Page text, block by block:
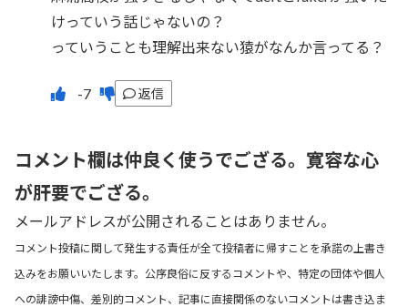
けっていう話じゃないの？
っていうことも理解出来ない猿がなんか言ってる？
返信
コメント欄は仲良く使うでござる。寛容な心
が肝要でござる。
メールアドレスが公開されることはありません。
コメント投稿に関して発生する責任が全て投稿者に帰すことを承諾の上書き
込みをお願いいたします。公序良俗に反するコメントや、特定の団体や個人
への誹謗中傷、差別的コメント、記事に直接関係のないコメントは書き込ま